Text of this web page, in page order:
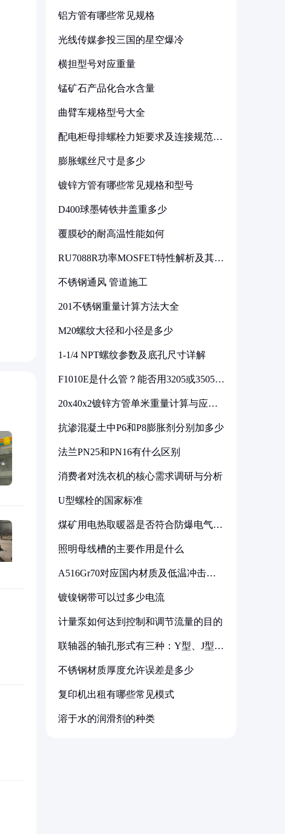
铝方管有哪些常见规格
光线传媒参投三国的星空爆冷
横担型号对应重量
锰矿石产品化合水含量
曲臂车规格型号大全
配电柜母排螺栓力矩要求及连接规范详
膨胀螺丝尺寸是多少
镀锌方管有哪些常见规格和型号
D400球墨铸铁井盖重多少
覆膜砂的耐高温性能如何
RU7088R功率MOSFET特性解析及其在
不锈钢通风 管道施工
201不锈钢重量计算方法大全
M20螺纹大径和小径是多少
1-1/4 NPT螺纹参数及底孔尺寸详解
F1010E是什么管？能否用3205或3505代
20x40x2镀锌方管单米重量计算与应用
抗渗混凝土中P6和P8膨胀剂分别加多少
法兰PN25和PN16有什么区别
消费者对洗衣机的核心需求调研与分析
U型螺栓的国家标准
煤矿用电热取暖器是否符合防爆电气设
照明母线槽的主要作用是什么
A516Gr70对应国内材质及低温冲击要
镀镍钢带可以过多少电流
计量泵如何达到控制和调节流量的目的
联轴器的轴孔形式有三种：Y型、J型、
不锈钢材质厚度允许误差是多少
复印机出租有哪些常见模式
溶于水的润滑剂的种类